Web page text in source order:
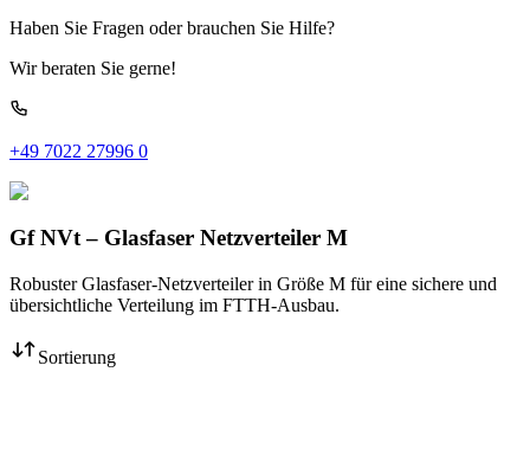
Haben Sie Fragen oder brauchen Sie Hilfe?
Wir beraten Sie gerne!
+49 7022 27996 0
Gf NVt – Glasfaser Netzverteiler M
Robuster Glasfaser-Netzverteiler in Größe M für eine sichere und
übersichtliche Verteilung im FTTH-Ausbau.
Sortierung